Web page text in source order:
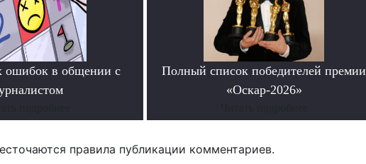
ошибок в общении с
Полный список победителей премии
«Оскар-2026»
правила публикации комментариев.